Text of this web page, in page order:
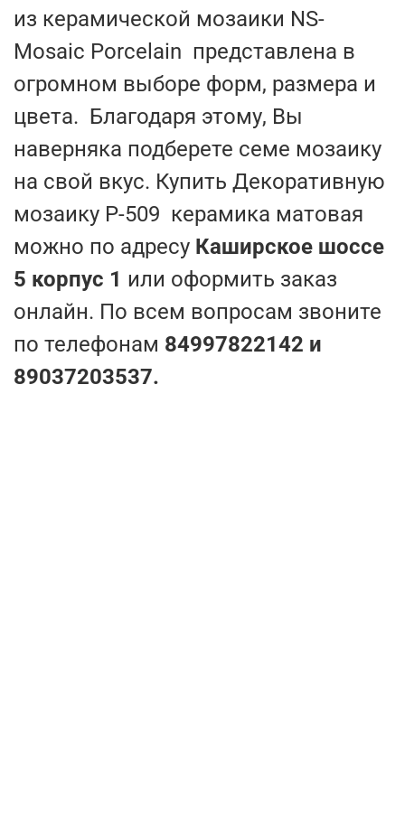
из керамической мозаики NS-
Mosaic Porcelain представлена в
огромном выборе форм, размера и
цвета. Благодаря этому, Вы
наверняка подберете семе мозаику
на свой вкус. Купить Декоративную
мозаику P-509 керамика матовая
можно по адресу Каширское шоссе
5 корпус 1 или оформить заказ
онлайн. По всем вопросам звоните
по телефонам 84997822142 и
89037203537.